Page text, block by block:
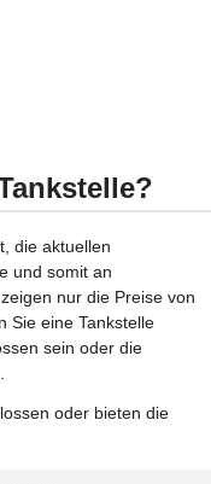
die aktuellen
und somit an
nur die Preise von
Sie eine Tankstelle
sein oder die
oder bieten die